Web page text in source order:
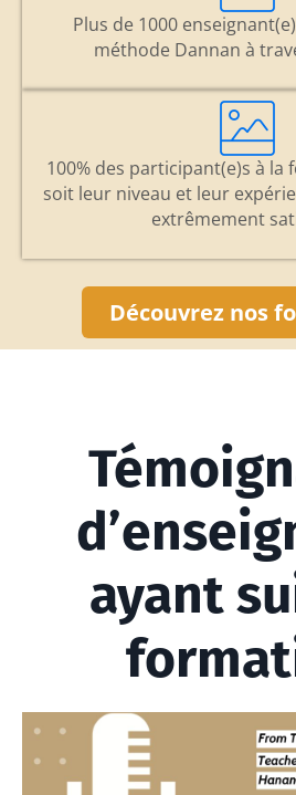
Plus de 1000
méthode Dannan à
100% des participant(e)s à
soit leur niveau et leur
extrêmement
Découvrez nos
ayant